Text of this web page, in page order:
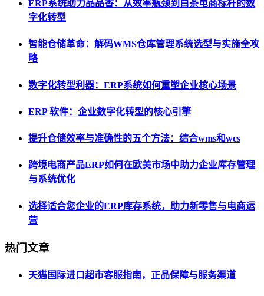
ERP系统助力品品香：从效率瓶颈到白茶电商标杆的数
字化转型
智能仓储革命：解码WMS仓库管理系统选型与实施全攻
略
数字化转型利器：ERP系统如何重塑企业核心场景
ERP 软件：企业数字化转型的核心引擎
提升仓储效率与准确性的五个方法：结合wms和wcs
跨境电商产品ERP如何在欧美市场中助力企业库存管理
与系统优化
选择适合您企业的ERP库存系统，助力新零售与电商运
营
热门文章
天猫国际进口超市客服指南，正品保障与服务渠道